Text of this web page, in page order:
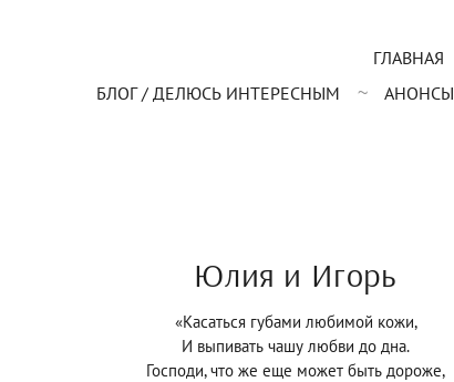
ГЛАВНАЯ
БЛОГ / ДЕЛЮСЬ ИНТЕРЕСНЫМ
АНОНСЫ
Юлия и Игорь
«Касаться губами любимой кожи,
И выпивать чашу любви до дна.
Господи, что же еще может быть дороже,